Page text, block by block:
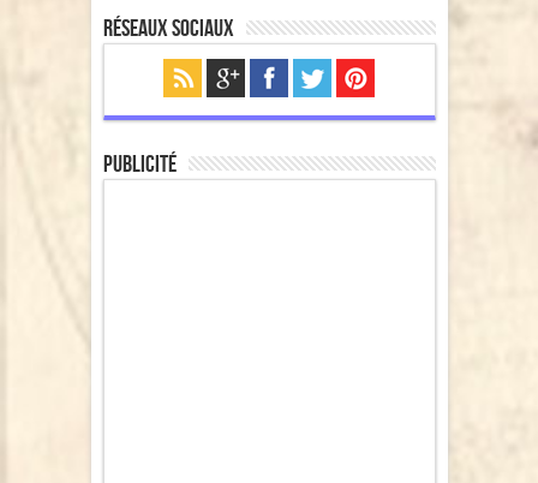
Réseaux sociaux
Publicité